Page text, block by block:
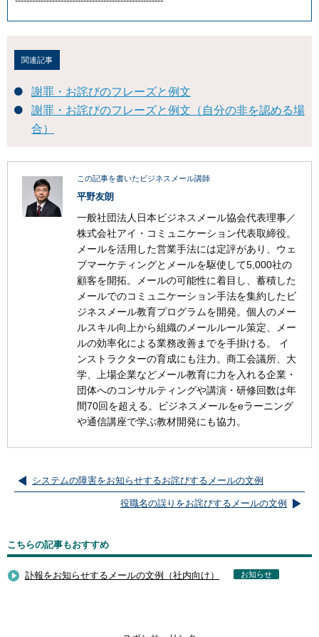
関連記事
謝罪・お詫びのフレーズと例文
謝罪・お詫びのフレーズと例文（自分の非を認める場
合）
この記事を書いたビジネスメール講師
平野友朗
一般社団法人日本ビジネスメール協会代表理事／
株式会社アイ・コミュニケーション代表取締役。
メールを活用した営業手法には定評があり、ウェ
ブマーケティングとメールを駆使して5,000社の
顧客を開拓。メールの可能性に着目し、蓄積した
メールでのコミュニケーション手法を集約したビ
ジネスメール教育プログラムを開発。個人のメー
ルスキル向上から組織のメールルール策定、メー
ルの効率化による業務改善までを手掛ける。 イ
ンストラクターの育成にも注力。商工会議所、大
学、上場企業などメール教育に力を入れる企業・
団体へのコンサルティングや講演・研修回数は年
間70回を超える。ビジネスメールをeラーニング
や通信講座で学ぶ教材開発にも協力。
システムの障害をお知らせするお詫びするメールの文例
役職名の誤りをお詫びするメールの文例
こちらの記事もおすすめ
訃報をお知らせするメールの文例（社内向け） お知らせ